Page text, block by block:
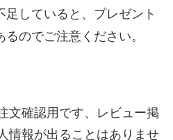
足していると、プレゼント
のでご注意ください。
文確認用です、レビュー掲
情報が出ることはありませ